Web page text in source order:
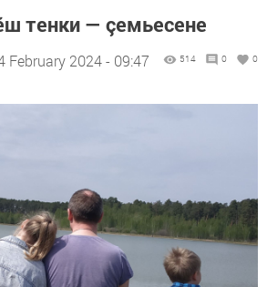
тенки — çемьесене
February 2024 - 09:47 514 0 0